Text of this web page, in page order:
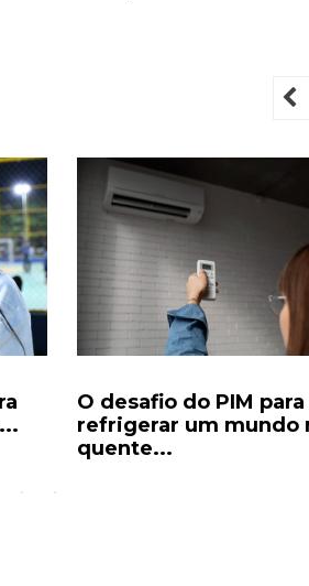
O desafio do PIM para
refrigerar um mundo
quente...